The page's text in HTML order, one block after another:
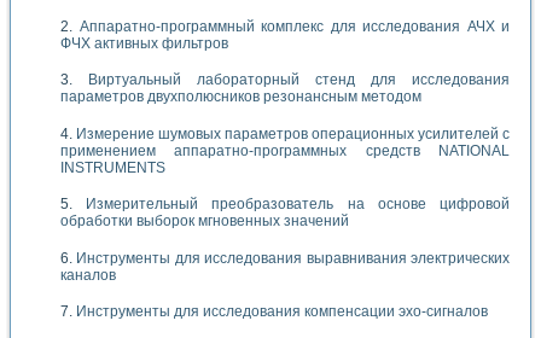
Аппаратно-программный комплекс для исследования АЧХ и
ФЧХ активных фильтров
Виртуальный лабораторный стенд для исследования
параметров двухполюсников резонансным методом
Измерение шумовых параметров операционных усилителей с
применением аппаратно-программных средств NATIONAL
INSTRUMENTS
Измерительный преобразователь на основе цифровой
обработки выборок мгновенных значений
Инструменты для исследования выравнивания электрических
каналов
Инструменты для исследования компенсации эхо-сигналов